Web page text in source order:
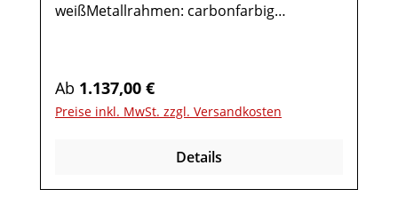
weißMetallrahmen: carbonfarbig
Repeater mit
AufstellerKabelausfräsungUnterboden-
vormontiert (Restmontage kann
Regulärer Preis:
Ab 1.137,00 €
Preise inkl. MwSt. zzgl. Versandkosten
Details